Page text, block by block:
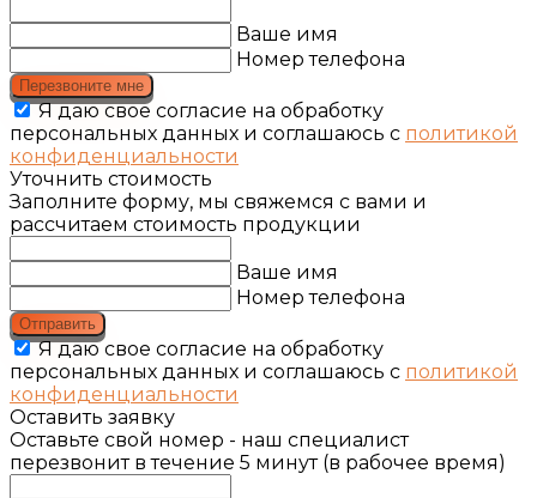
Ваше имя
Номер телефона
Перезвоните мне
Я даю свое согласие на обработку
персональных данных и соглашаюсь с политикой
конфиденциальности
Уточнить стоимость
Заполните форму, мы свяжемся с вами и
рассчитаем стоимость продукции
Ваше имя
Номер телефона
Отправить
Я даю свое согласие на обработку
персональных данных и соглашаюсь с политикой
конфиденциальности
Оставить заявку
Оставьте свой номер - наш специалист
перезвонит в течение 5 минут (в рабочее время)